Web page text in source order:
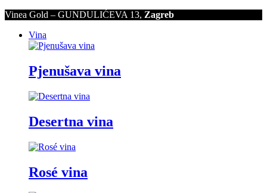
Vinea Gold – GUNDULIĆEVA 13, Zagreb
Vina
Pjenušava vina
Desertna vina
Rosé vina